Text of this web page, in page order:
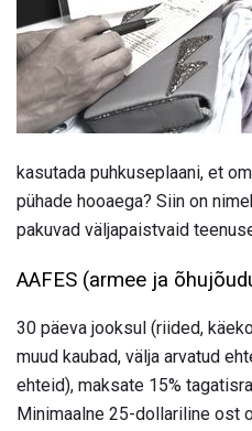
kasutada puhkuseplaani, et
pühade hooaega? Siin on
pakuvad väljapaistvaid
AAFES (armee ja
30 päeva jooksul (riided,
muud kaubad, välja arvatud
ehteid), maksate 15%
Minimaalne 25-dollariline ost